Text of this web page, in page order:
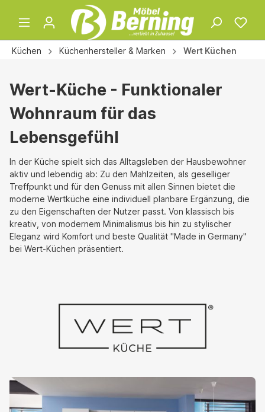
Küchen Küchenhersteller & Marken Wert Küchen
Wert-Küche - Funktionaler
Wohnraum für das
Lebensgefühl
In der Küche spielt sich das Alltagsleben der Hausbewohner
aktiv und lebendig ab: Zu den Mahlzeiten, als geselliger
Treffpunkt und für den Genuss mit allen Sinnen bietet die
moderne Wertküche eine individuell planbare Ergänzung, die
zu den Eigenschaften der Nutzer passt. Von klassisch bis
kreativ, von modernem Minimalismus bis hin zu stylischer
Eleganz wird Komfort und beste Qualität "Made in Germany"
bei Wert-Küchen präsentiert.